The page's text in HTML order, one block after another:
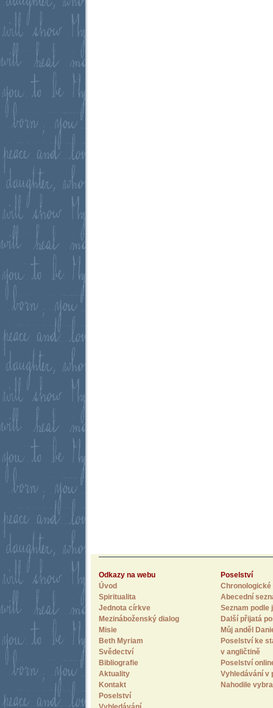
Odkazy na webu
Úvod
Spiritualita
Jednota církve
Mezináboženský dialog
Misie
Beth Myriam
Svědectví
Bibliografie
Aktuality
Kontakt
Poselství
Poselství
Chronologické
Abecední
Seznam
Další přijatá
Můj anděl
Poselství ke
v angličtině
Poselství
Vyhledávání v
Nahodile